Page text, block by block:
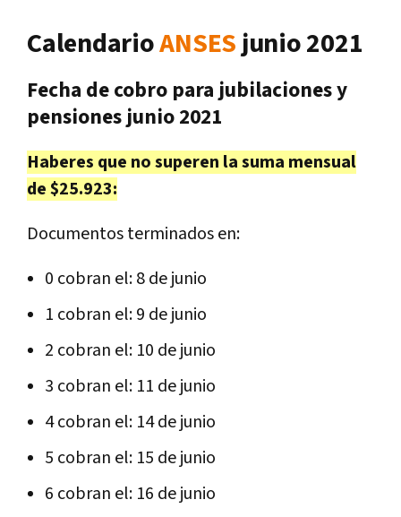
CalendarioANSESjunio 2021
Fecha de cobro para jubilaciones y
pensiones junio 2021
Haberes que no superen la suma mensual
de $25.923:
Documentos terminados en:
0 cobran el: 8 de junio
1 cobran el: 9 de junio
2 cobran el: 10 de junio
3 cobran el: 11 de junio
4 cobran el: 14 de junio
5 cobran el: 15 de junio
6 cobran el: 16 de junio